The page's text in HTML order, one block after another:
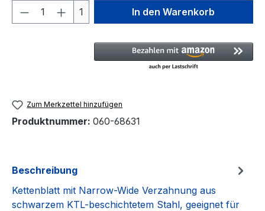
Produkt Anzahl: Gib den
1 In den Warenkorb
Zum Merkzettel hinzufügen
Produktnummer: 060-68631
Beschreibung
Kettenblatt mit Narrow-Wide Verzahnung aus
schwarzem KTL-beschichtetem Stahl, geeignet für